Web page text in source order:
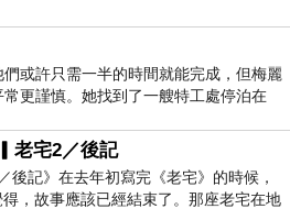
不放心貓咪交給其他人照
作又忙，實在沒辦法請假
，所以Richard就是留守照
去。
或許只需一半的時間就能完成，但梅麗
更謹慎。她找到了一艘特工處停泊在
老宅2／後記
後記》在去年初寫完《老宅》的時候，
，故事應該已經結束了。那座老宅在地